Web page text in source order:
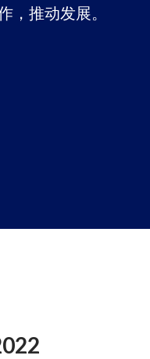
，推动发展。